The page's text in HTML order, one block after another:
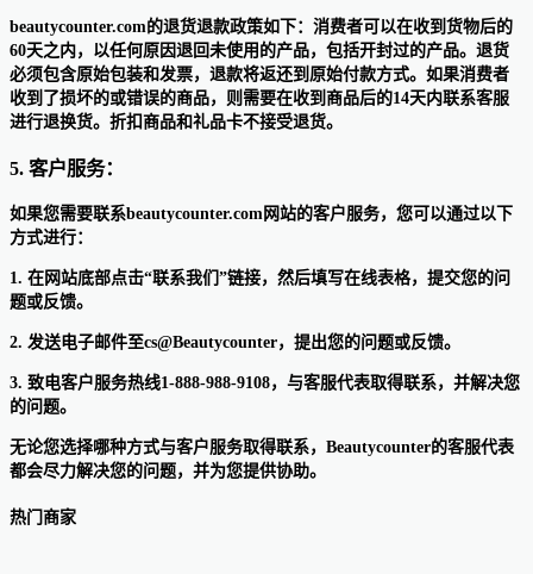
beautycounter.com的退货退款政策如下：消费者可以在收到货物后的
60天之内，以任何原因退回未使用的产品，包括开封过的产品。退货
必须包含原始包装和发票，退款将返还到原始付款方式。如果消费者
收到了损坏的或错误的商品，则需要在收到商品后的14天内联系客服
进行退换货。折扣商品和礼品卡不接受退货。
5. 客户服务：
如果您需要联系beautycounter.com网站的客户服务，您可以通过以下
方式进行：
1. 在网站底部点击“联系我们”链接，然后填写在线表格，提交您的问
题或反馈。
2. 发送电子邮件至cs@Beautycounter，提出您的问题或反馈。
3. 致电客户服务热线1-888-988-9108，与客服代表取得联系，并解决您
的问题。
无论您选择哪种方式与客户服务取得联系，Beautycounter的客服代表
都会尽力解决您的问题，并为您提供协助。
热门商家